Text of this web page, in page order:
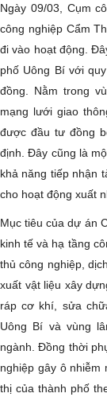
Ngày 09/03, Cụm
công nghiệp Cẩm
đi vào hoạt động.
phố Uông Bí với
đồng. Nằm trong
mạng lưới giao
được đầu tư đồng
định. Đây cũng là
khả năng tiếp nhận
cho hoạt động xuất
Mục tiêu của dự án
kinh tế và hạ tầng
thủ công nghiệp,
xuất vật liệu xây
ráp cơ khí, sửa
Uông Bí và vùng
ngành. Đồng thời
nghiệp gây ô nhiễm
thị của thành phố